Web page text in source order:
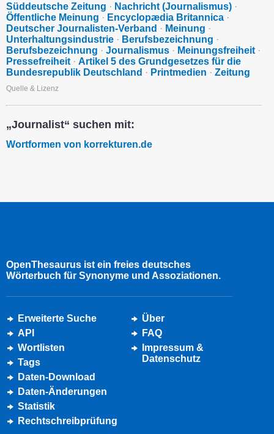
Süddeutsche Zeitung · Nachricht (Journalismus) ·
Öffentliche Meinung · Encyclopædia Britannica ·
Deutscher Journalisten-Verband · Meinung ·
Unterhaltungsindustrie · Berufsbezeichnung ·
Berufsbezeichnung · Journalismus · Meinungsfreiheit ·
Pressefreiheit · Artikel 5 des Grundgesetzes für die
Bundesrepublik Deutschland · Printmedien · Zeitung
Quelle & Lizenz
„Journalist“ suchen mit:
Wortformen von korrekturen.de
OpenThesaurus ist ein freies deutsches
Wörterbuch für Synonyme und Assoziationen.
Erweiterte Suche
API
Wortlisten
Tags
Daten-Download
Daten-Änderungen
Statistik
Rechtschreibprüfung
Über
FAQ
Impressum &
Datenschutz